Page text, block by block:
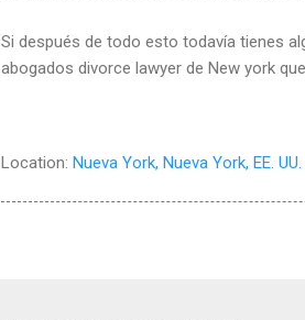
Si después de todo esto todavía tienes
abogados divorce lawyer de New york
Location: Nueva York, Nueva York, EE. UU.